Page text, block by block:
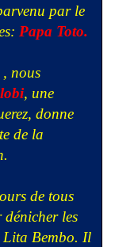
par le
Papa Toto.
, nous
i, une
donne
de la
de tous
les
Lita Bembo. Il